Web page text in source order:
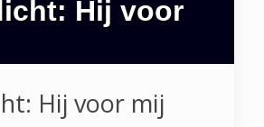
Hij voor
Hij voor mij